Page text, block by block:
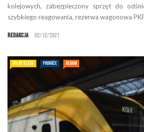
kolejowych, zabezpieczony sprzęt do
szybkiego reagowania, rezerwa wagonowa
Redakcja 02/12/2021
DOLNY ŚLĄSK PODRÓŻE REGION